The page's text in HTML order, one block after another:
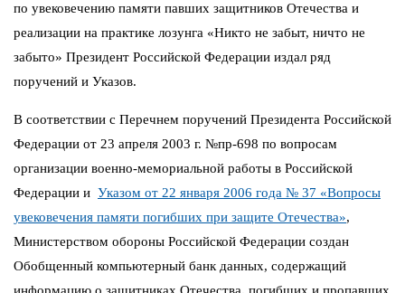
по увековечению памяти павших защитников Отечества и
реализации на практике лозунга «Никто не забыт, ничто не
забыто» Президент Российской Федерации издал ряд
поручений и Указов.
В соответствии с Перечнем поручений Президента Российской
Федерации от 23 апреля 2003 г. №пр-698 по вопросам
организации военно-мемориальной работы в Российской
Федерации и Указом от 22 января 2006 года № 37 «Вопросы
увековечения памяти погибших при защите Отечества»,
Министерством обороны Российской Федерации создан
Обобщенный компьютерный банк данных, содержащий